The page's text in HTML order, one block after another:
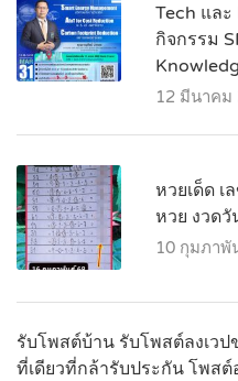
Tech และ
กิจกรรม
12 มีนาคม
หวยเด็ด เ
หวย งวด
10 กุมภาพั
รับโพสต์บ้าน รับโพสต์ลงเวป
ที่เดียวที่กล้ารับประกัน โพสต์